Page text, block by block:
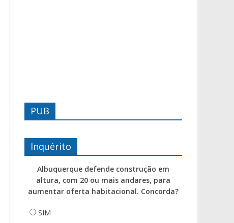
PUB
Inquérito
Albuquerque defende construção em
altura, com 20 ou mais andares, para
aumentar oferta habitacional. Concorda?
SIM